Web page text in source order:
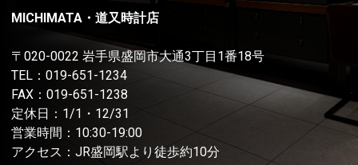
MICHIMATA・道又時計店
〒020-0022 岩手県盛岡市大通3丁目1番18号
TEL： 019-651-1234
FAX：019-651-1238
定休日：1/1・12/31
営業時間：10:30-19:00
アクセス：JR盛岡駅より徒歩約10分